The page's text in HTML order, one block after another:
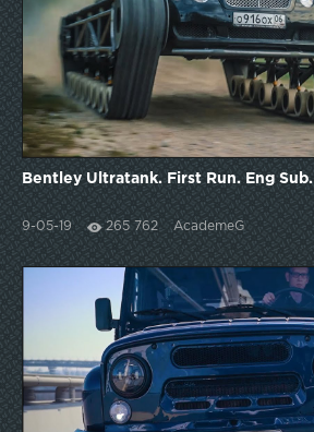
Bentley Ultratank. First Run. Eng Sub.
9-05-19 265 762 AcademeG